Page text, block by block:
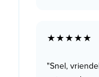
★★★★★
"Snel,